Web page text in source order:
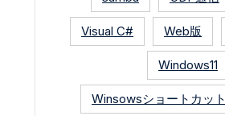
Visual C# Web版
Windows11
Winsowsショートカット